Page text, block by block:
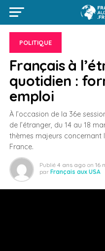
POLITIQUE
Français à
quotidien :
emploi
À l’occasion de la 36e
de l’étranger, du 14 au 18
thèmes majeurs concernant
France.
Publié 4 ans ago on 16
par Français aux USA